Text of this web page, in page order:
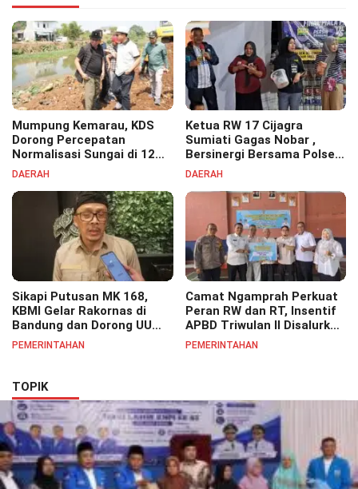
Mumpung Kemarau, KDS
Dorong Percepatan
Normalisasi Sungai di 12
Kecamatan Tekan Resiko
DAERAH
Ketua RW 17 Cijagra
Sumiati Gagas Nobar ,
Bersinergi Bersama Polsek
Bojongsoang Semarakkan
DAERAH
Sikapi Putusan MK 168,
KBMI Gelar Rakornas di
Bandung dan Dorong UU
Perlindungan Pekerja
PEMERINTAHAN
Camat Ngamprah Perkuat
Peran RW dan RT, Insentif
APBD Triwulan II Disalurkan
untuk Tingkatkan
PEMERINTAHAN
TOPIK